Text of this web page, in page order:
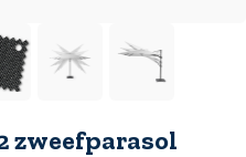
zweefparasol